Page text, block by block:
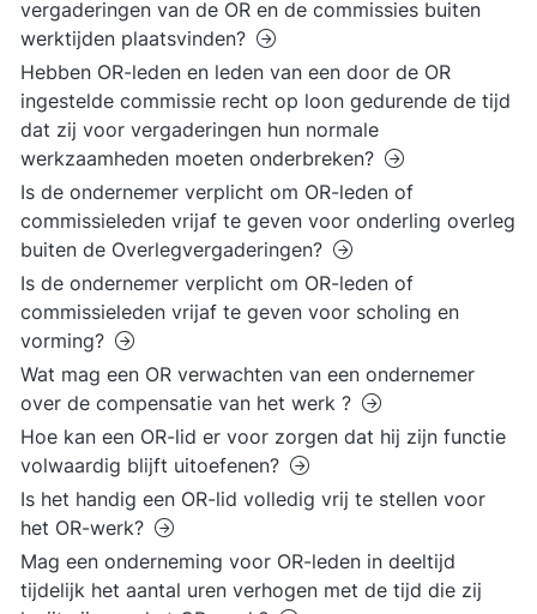
vergaderingen van de OR en de commissies buiten
werktijden plaatsvinden?
Hebben OR-leden en leden van een door de OR
ingestelde commissie recht op loon gedurende de tijd
dat zij voor vergaderingen hun normale
werkzaamheden moeten onderbreken?
Is de ondernemer verplicht om OR-leden of
commissieleden vrijaf te geven voor onderling overleg
buiten de Overlegvergaderingen?
Is de ondernemer verplicht om OR-leden of
commissieleden vrijaf te geven voor scholing en
vorming?
Wat mag een OR verwachten van een ondernemer
over de compensatie van het werk ?
Hoe kan een OR-lid er voor zorgen dat hij zijn functie
volwaardig blijft uitoefenen?
Is het handig een OR-lid volledig vrij te stellen voor
het OR-werk?
Mag een onderneming voor OR-leden in deeltijd
tijdelijk het aantal uren verhogen met de tijd die zij